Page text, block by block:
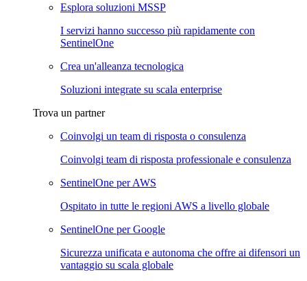
Esplora soluzioni MSSP
I servizi hanno successo più rapidamente con
SentinelOne
Crea un'alleanza tecnologica
Soluzioni integrate su scala enterprise
Trova un partner
Coinvolgi un team di risposta o consulenza
Coinvolgi team di risposta professionale e consulenza
SentinelOne per AWS
Ospitato in tutte le regioni AWS a livello globale
SentinelOne per Google
Sicurezza unificata e autonoma che offre ai difensori un
vantaggio su scala globale